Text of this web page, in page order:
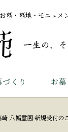
墓・墓地・モニュメ
くり お
崎 八幡霊園 新規受付の